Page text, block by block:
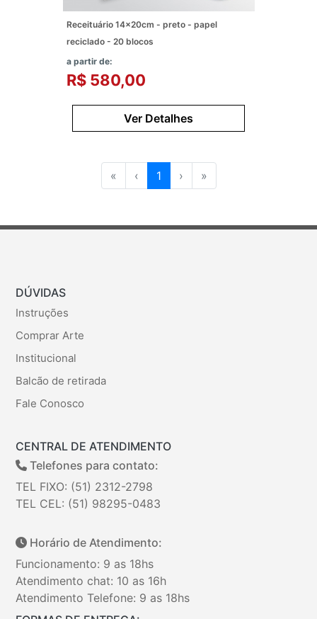
Receituário 14x20cm - preto - papel
reciclado - 20 blocos
a partir de:
R$ 580,00
Ver Detalhes
« ‹ 1 › »
DÚVIDAS
Instruções
Comprar Arte
Institucional
Balcão de retirada
Fale Conosco
CENTRAL DE ATENDIMENTO
Telefones para contato:
TEL FIXO: (51) 2312-2798
TEL CEL: (51) 98295-0483
Horário de Atendimento:
Funcionamento: 9 as 18hs
Atendimento chat: 10 as 16h
Atendimento Telefone: 9 as 18hs